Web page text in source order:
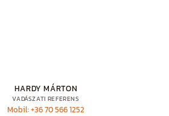
HARDY MÁRTON
VADÁSZATI REFERENS
Mobil: +36 70 566 1252